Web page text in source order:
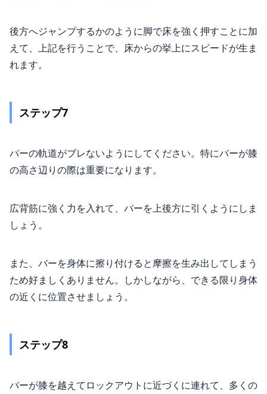
後方へジャンプするかのように脚で床を強く押すことに加
えて、上記を行うことで、床からの挙上にスピードが生ま
れます。
ステップ7
バーの軌道がブレないようにしてください。特にバーが膝
の高さ辺りの際は重要になります。
広背筋に強く力を入れて、バーを上後方に引くようにしま
しょう。
また、バーを身体に擦り付けると摩擦を生み出してしまう
ため好ましくありません。しかしながら、できる限り身体
の近くに位置させましょう。
ステップ8
バーが膝を越えてロックアウトに近づくに連れて、多くの